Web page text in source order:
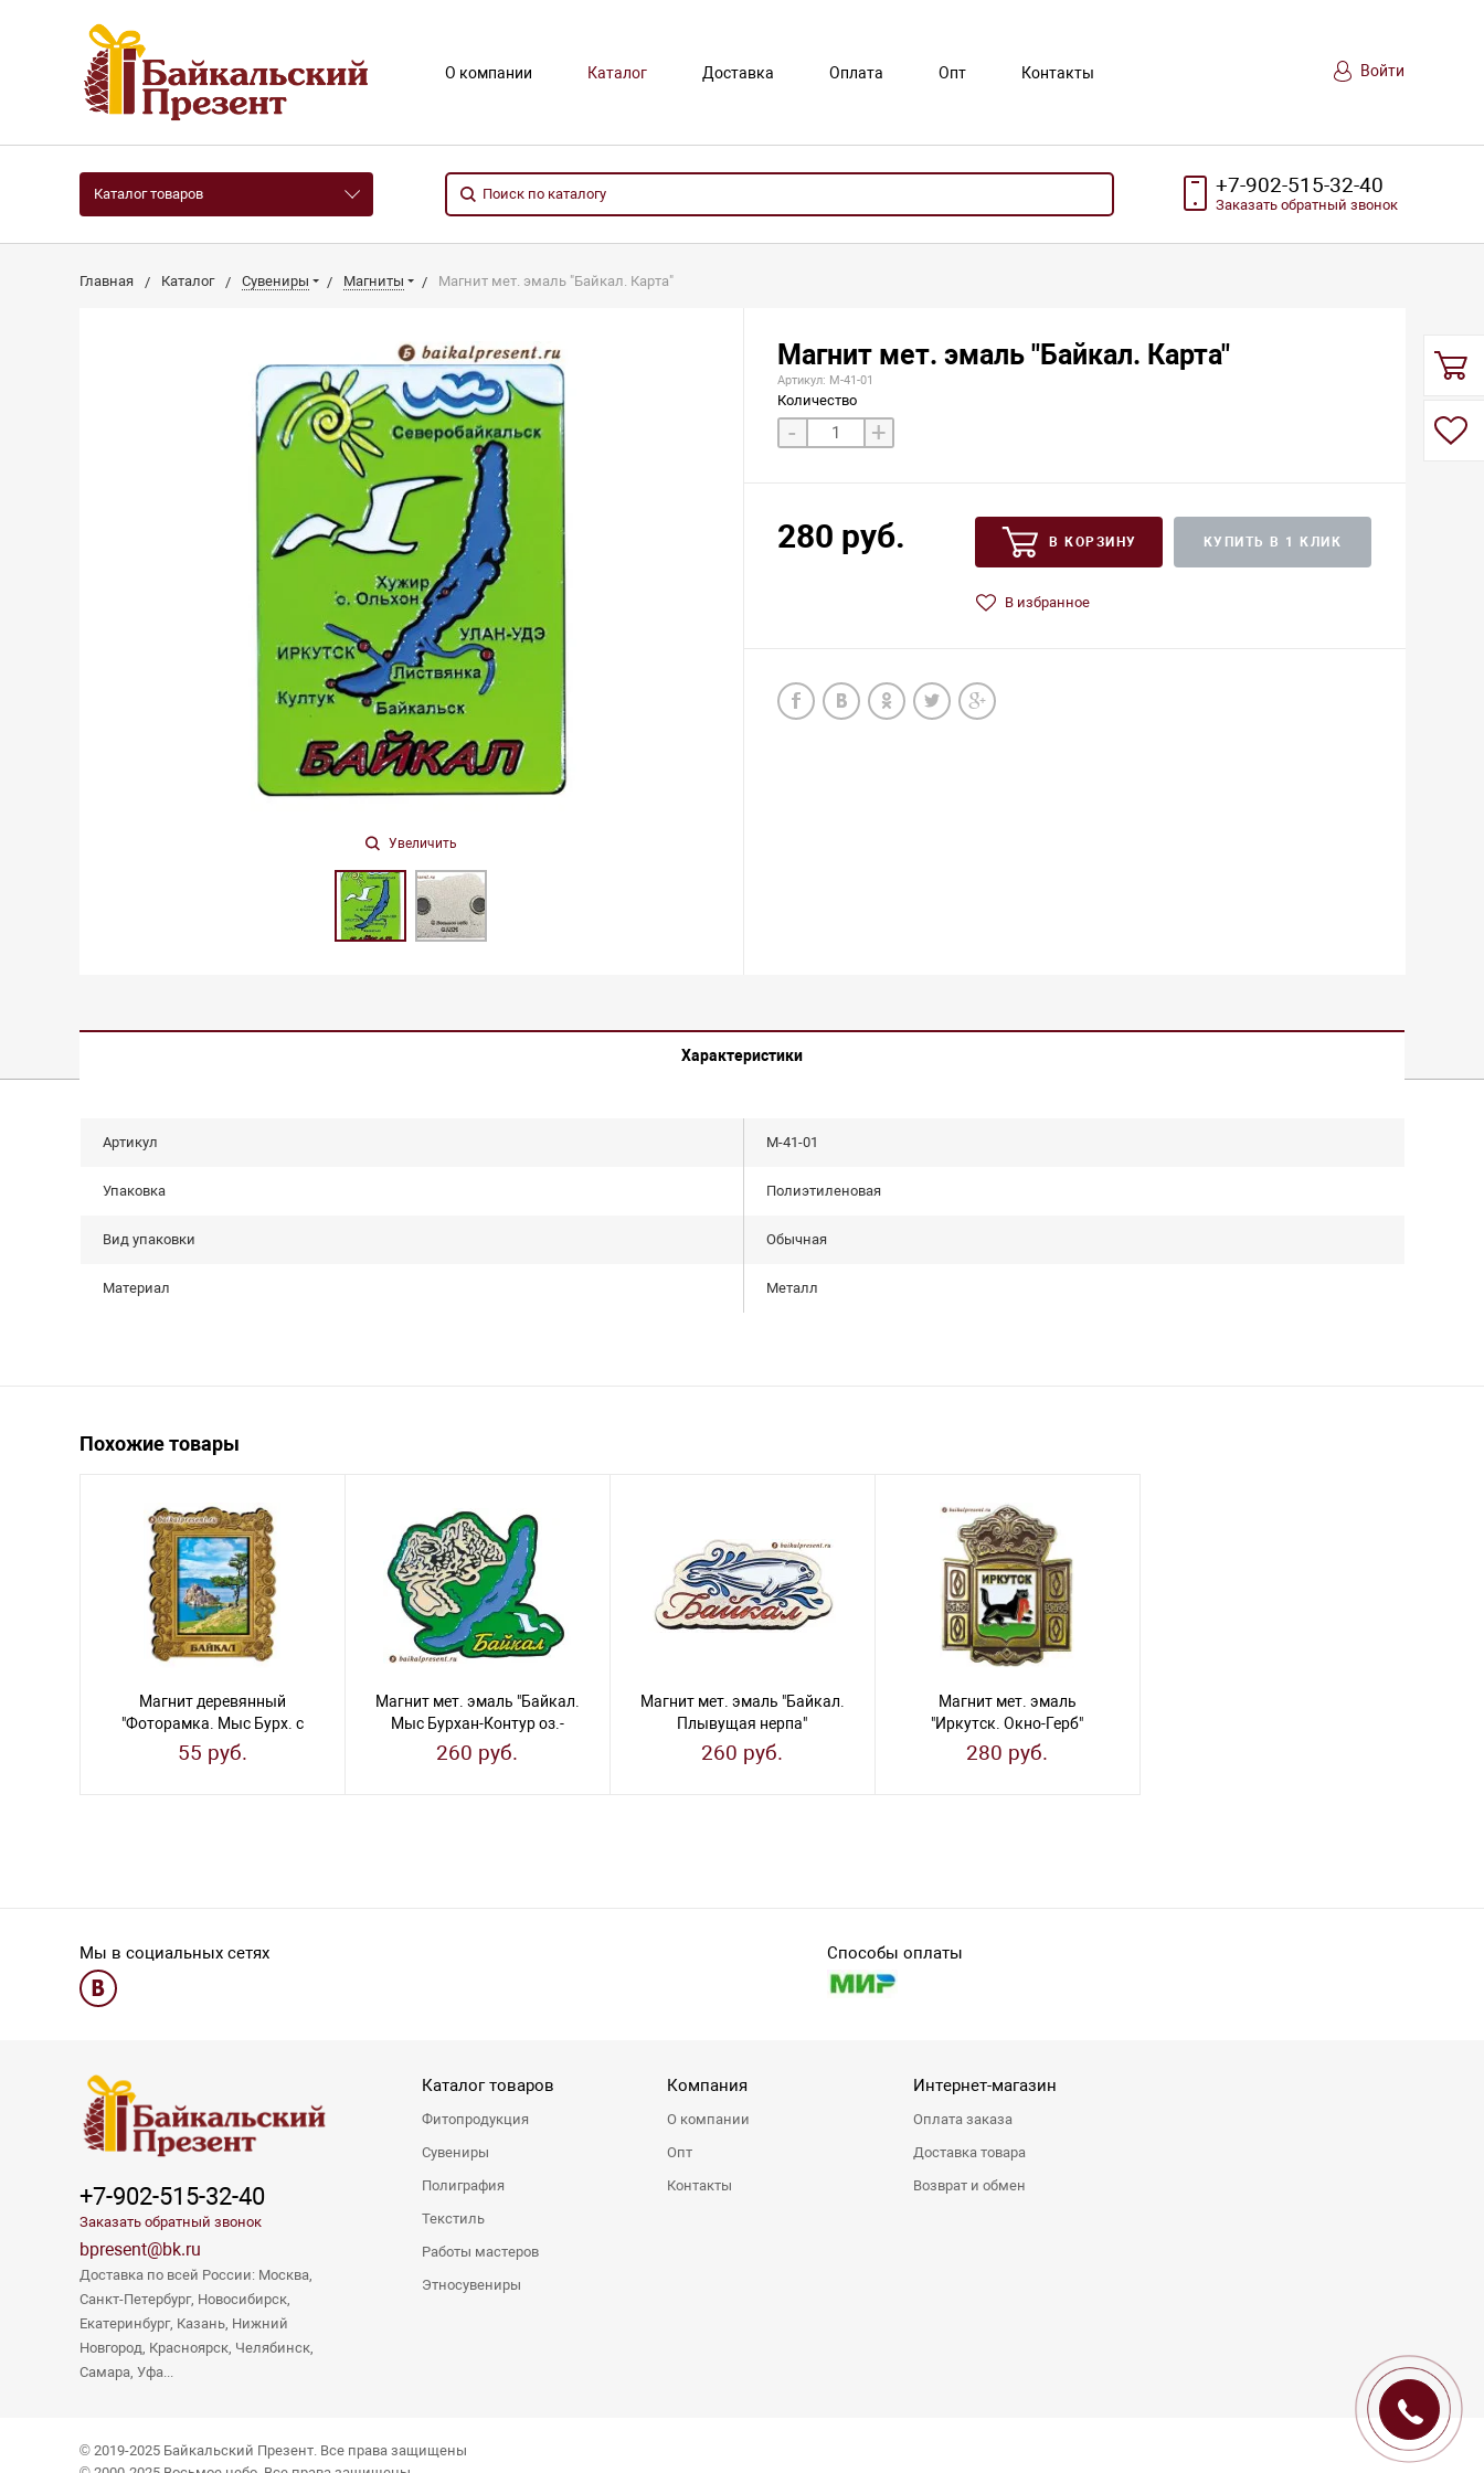
О компании Каталог Доставка Оплата Опт Контакты Войти
Каталог товаров +7-902-515-32-40
Заказать обратный звонок
Главная Каталог Сувениры Магниты Магнит мет. эмаль "Байкал. Карта"
Увеличить
Магнит мет. эмаль "Байкал. Карта"
Артикул: М-41-01
Количество
- +
280 руб. В КОРЗИНУ КУПИТЬ В 1 КЛИК
В избранное
Характеристики
Артикул М-41-01
Упаковка Полиэтиленовая
Вид упаковки Обычная
Материал Металл
Похожие товары
Магнит деревянный
"Фоторамка. Мыс Бурх. с
деревом"
55 руб.
Магнит мет. эмаль "Байкал.
Мыс Бурхан-Контур оз.-
Чайка"
260 руб.
Магнит мет. эмаль "Байкал.
Плывущая нерпа"
260 руб.
Магнит мет. эмаль
"Иркутск. Окно-Герб"
280 руб.
Мы в социальных сетях Способы оплаты
+7-902-515-32-40
Заказать обратный звонок
bpresent@bk.ru
Доставка по всей России: Москва,
Санкт-Петербург, Новосибирск,
Екатеринбург, Казань, Нижний
Новгород, Красноярск, Челябинск,
Самара, Уфа...
Каталог товаров
Фитопродукция
Сувениры
Полиграфия
Текстиль
Работы мастеров
Этносувениры
Компания
О компании
Опт
Контакты
Интернет-магазин
Оплата заказа
Доставка товара
Возврат и обмен
© 2019-2025 Байкальский Презент. Все права защищены